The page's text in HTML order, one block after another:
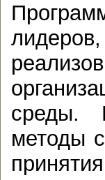
среды.
методы